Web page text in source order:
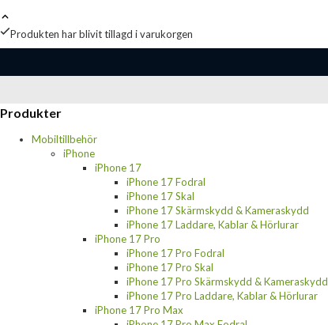
Produkten har blivit tillagd i varukorgen
Produkter
Mobiltillbehör
iPhone
iPhone 17
iPhone 17 Fodral
iPhone 17 Skal
iPhone 17 Skärmskydd & Kameraskydd
iPhone 17 Laddare, Kablar & Hörlurar
iPhone 17 Pro
iPhone 17 Pro Fodral
iPhone 17 Pro Skal
iPhone 17 Pro Skärmskydd & Kameraskydd
iPhone 17 Pro Laddare, Kablar & Hörlurar
iPhone 17 Pro Max